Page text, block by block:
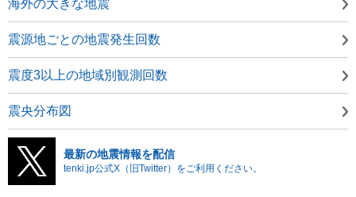
海外の大きな地震
震源地ごとの地震発生回数
震度3以上の地域別観測回数
震央分布図
最新の地震情報を配信
tenki.jp公式X（旧Twitter）をご利用ください。